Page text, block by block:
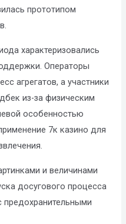
прототипом
характеризовались
Операторы
агрегатов, а участники
из-за физическим
особенностью
7к казино для
и величинами
досугового процесса
предохранительными